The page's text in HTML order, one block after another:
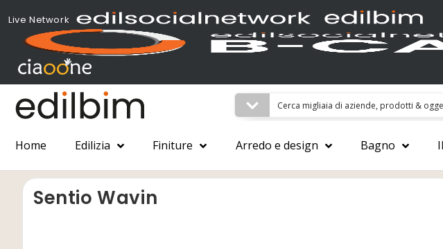
Live Network
Home Edilizia Finiture Arredo e design Bagno
Sentio Wavin